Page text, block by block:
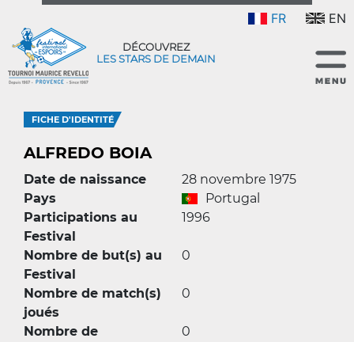
FR EN
DÉCOUVREZ
LES STARS DE DEMAIN
FICHE D'IDENTITÉ
ALFREDO BOIA
Date de naissance
28 novembre 1975
Pays
Portugal
Participations au
Festival
1996
Nombre de but(s) au
Festival
0
Nombre de match(s)
joués
0
Nombre de
0